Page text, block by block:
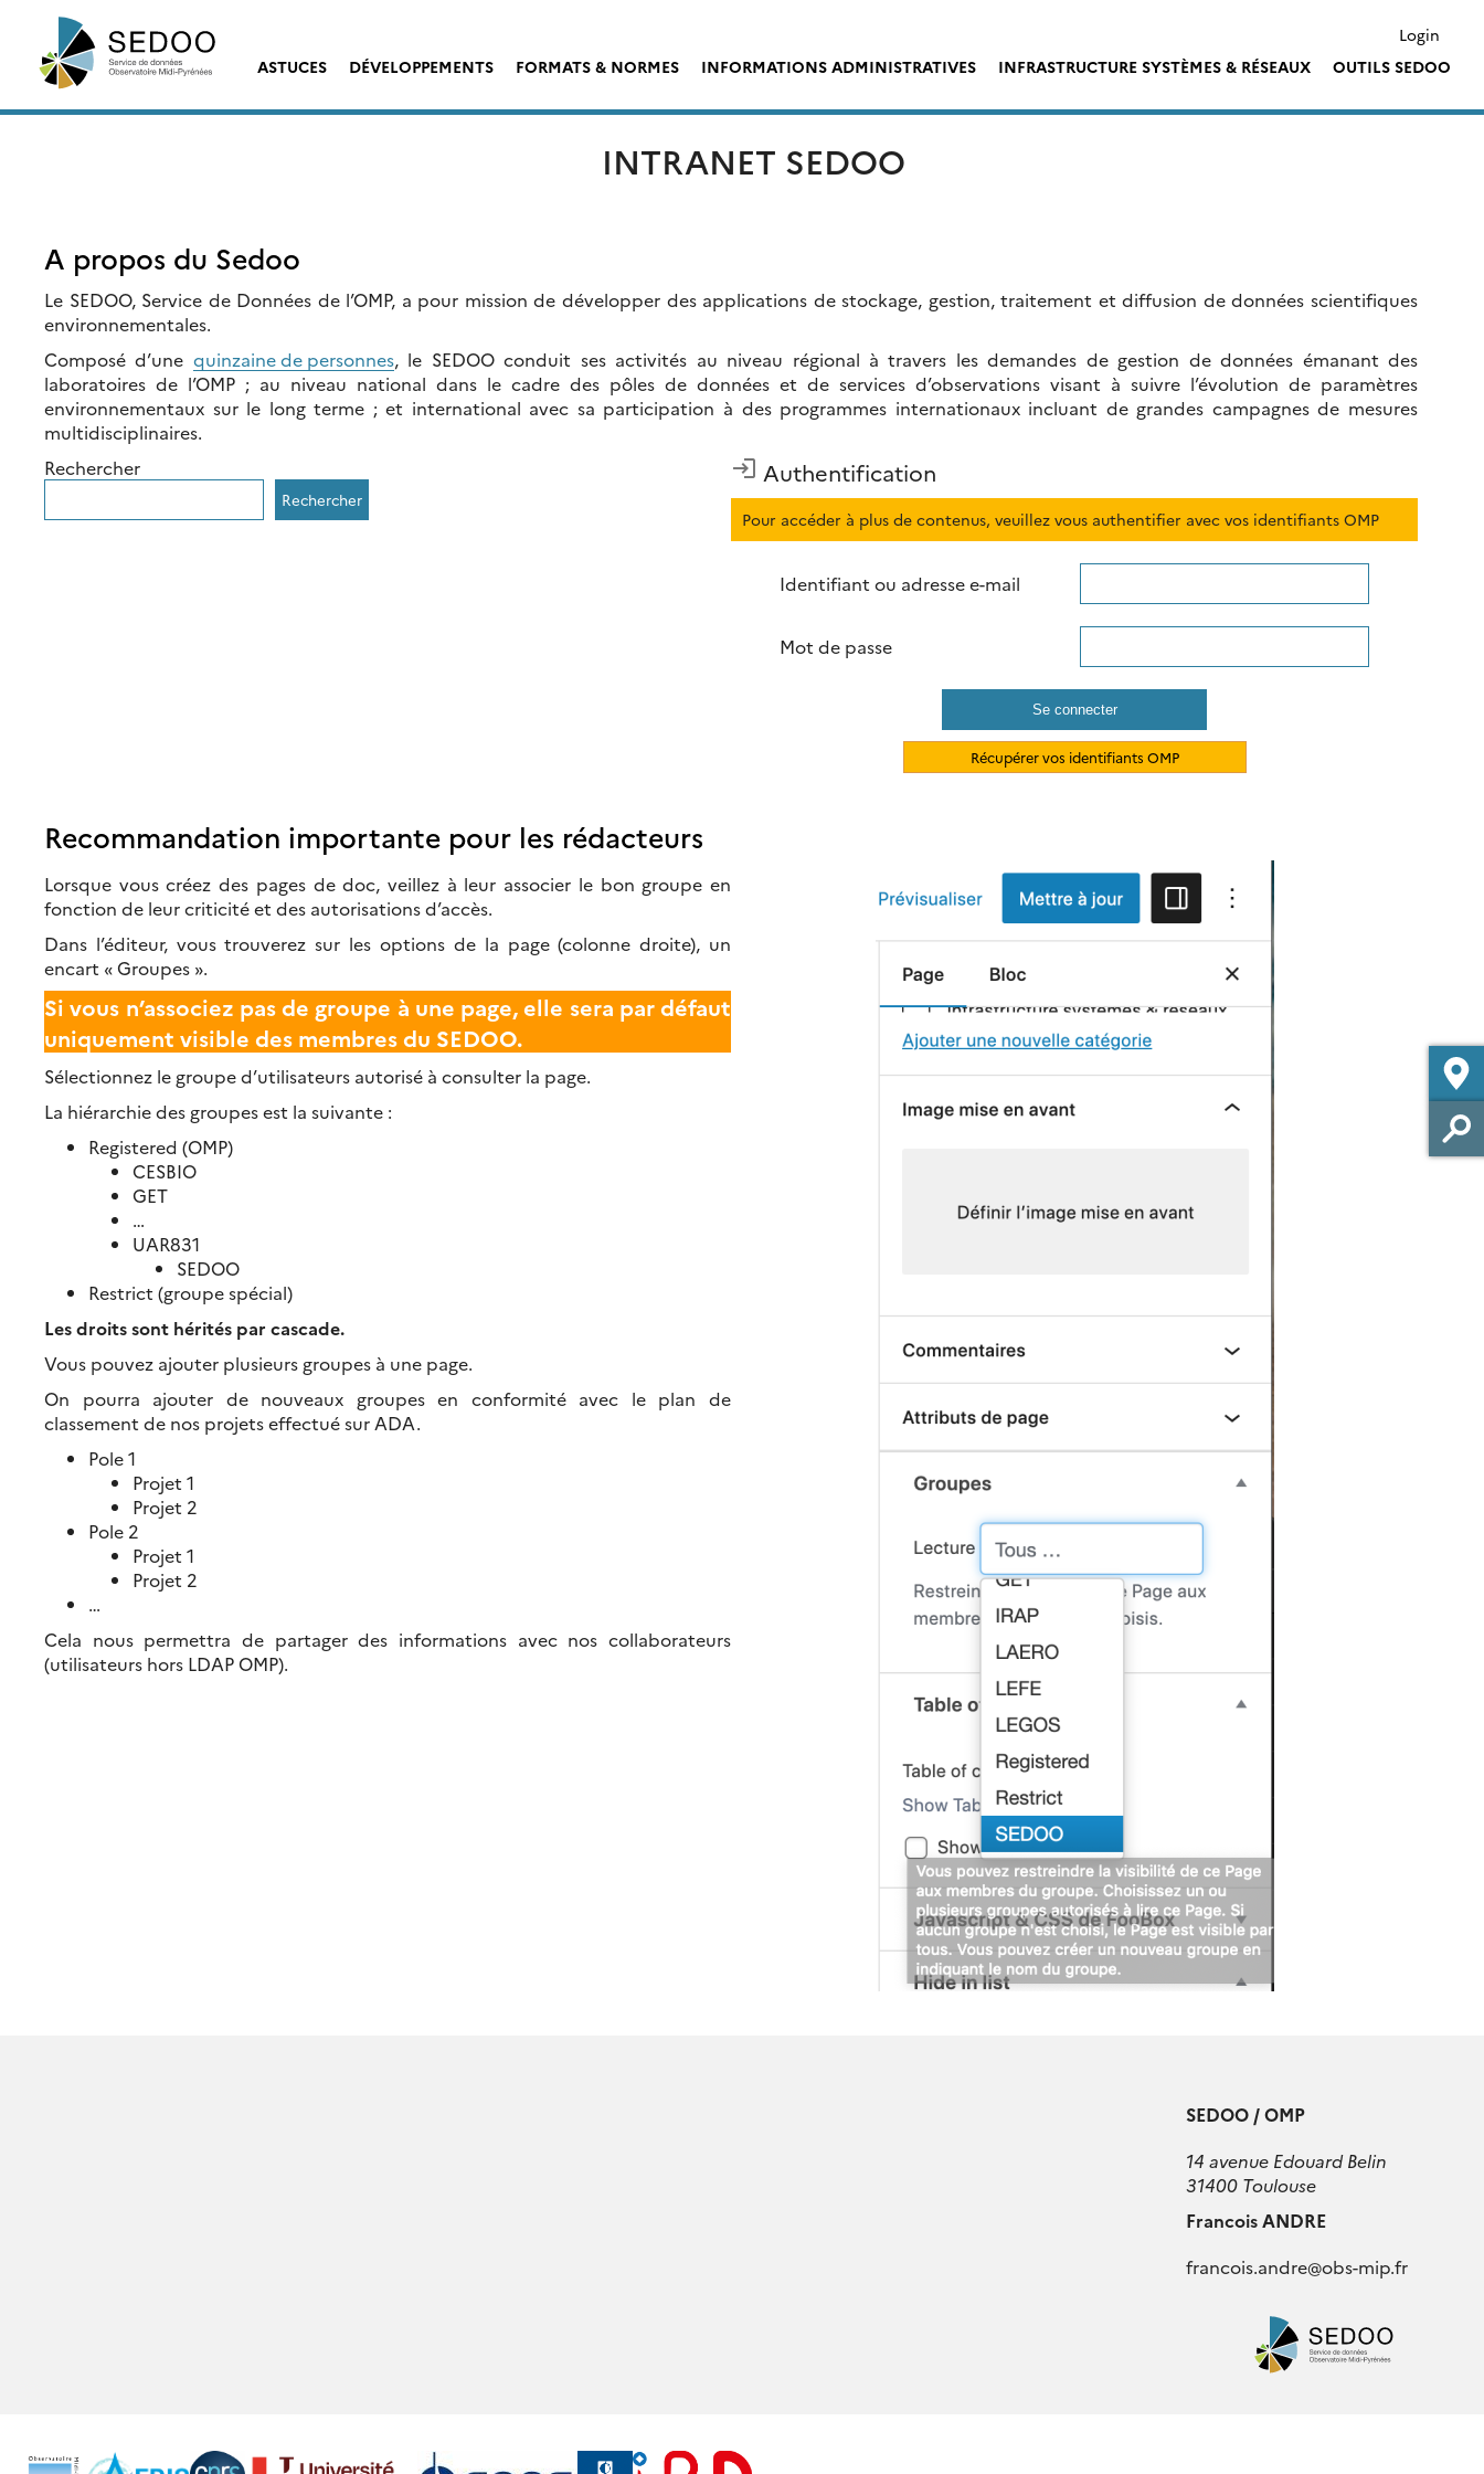
content
Login
ASTUCES
DÉVELOPPEMENTS FORMATS & NORMES INFORMATIONS ADMINISTRATIVES INFRASTRUCTURE SYSTÈMES & RÉSEAUX OUTILS SEDOO
INTRANET SEDOO
A propos du Sedoo
Le SEDOO, Service de Données de l’OMP, a pour mission de développer des applications de stockage, gestion, traitement et diffusion de données scientifiques
environnementales.
Composé d’une quinzaine de personnes, le SEDOO conduit ses activités au niveau régional à travers les demandes de gestion de données émanant des
laboratoires de l’OMP ; au niveau national dans le cadre des pôles de données et de services d’observations visant à suivre l’évolution de paramètres
environnementaux sur le long terme ; et international avec sa participation à des programmes internationaux incluant de grandes campagnes de mesures
multidisciplinaires.
Rechercher
Rechercher
login Authentification
Pour accéder à plus de contenus, veuillez vous authentifier avec vos identifiants OMP
Identifiant ou adresse e-mail
Mot de passe
Récupérer vos identifiants OMP
Recommandation importante pour les rédacteurs
Lorsque vous créez des pages de doc, veillez à leur associer le bon groupe en
fonction de leur criticité et des autorisations d’accès.
Dans l’éditeur, vous trouverez sur les options de la page (colonne droite), un
encart « Groupes ».
Si vous n’associez pas de groupe à une page, elle sera par défaut
uniquement visible des membres du SEDOO.
Sélectionnez le groupe d’utilisateurs autorisé à consulter la page.
La hiérarchie des groupes est la suivante :
Registered (OMP)
CESBIO
GET
…
UAR831
SEDOO
Restrict (groupe spécial)
Les droits sont hérités par cascade.
Vous pouvez ajouter plusieurs groupes à une page.
On pourra ajouter de nouveaux groupes en conformité avec le plan de
classement de nos projets effectué sur ADA.
Pole 1
Projet 1
Projet 2
Pole 2
Projet 1
Projet 2
…
Cela nous permettra de partager des informations avec nos collaborateurs
(utilisateurs hors LDAP OMP).
SEDOO / OMP
14 avenue Edouard Belin
31400 Toulouse
Francois ANDRE
francois.andre@obs-mip.fr